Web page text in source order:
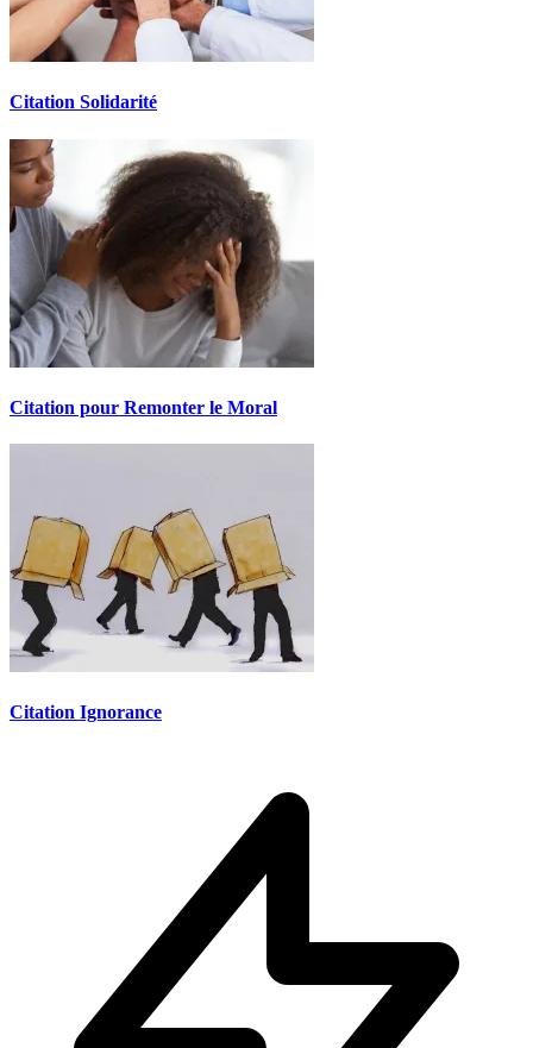
Citation Solidarité
Citation pour Remonter le Moral
Citation Ignorance